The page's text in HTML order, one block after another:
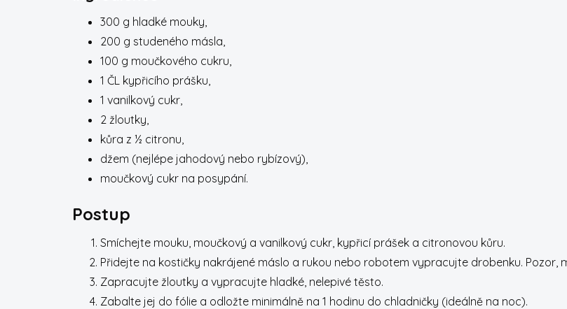
300 g hladké mouky,
200 g studeného másla,
100 g moučkového cukru,
1 ČL kypřicího prášku,
1 vanilkový cukr,
2 žloutky,
kůra z ½ citronu,
džem (nejlépe jahodový nebo rybízový),
moučkový cukr na posypání.
Postup
Smíchejte mouku, moučkový a vanilkový cukr, kypřicí prášek a citronovou kůru.
Přidejte na kostičky nakrájené máslo a rukou nebo robotem vypracujte drobenku. Pozor,
Zapracujte žloutky a vypracujte hladké, nelepivé těsto.
Zabalte jej do fólie a odložte minimálně na 1 hodinu do chladničky (ideálně na noc).